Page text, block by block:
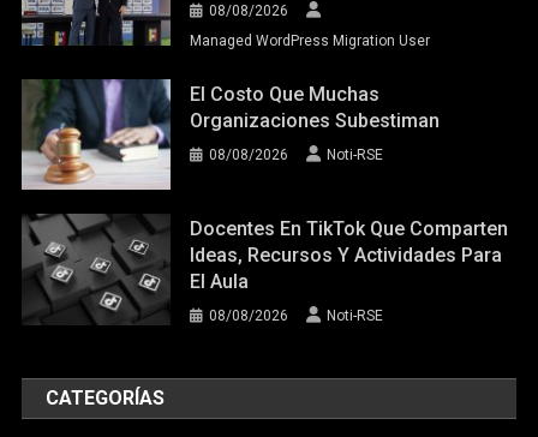
08/08/2026
Managed WordPress Migration User
El Costo Que Muchas
Organizaciones Subestiman
08/08/2026 Noti-RSE
Docentes En TikTok Que Comparten
Ideas, Recursos Y Actividades Para
El Aula
08/08/2026 Noti-RSE
CATEGORÍAS